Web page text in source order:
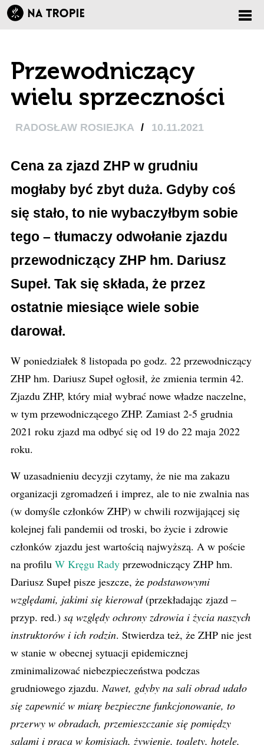
Przewodniczący
wielu sprzeczności
RADOSŁAW ROSIEJKA / 10.11.2021
Cena za zjazd ZHP w grudniu
mogłaby być zbyt duża. Gdyby coś
się stało, to nie wybaczyłbym sobie
tego – tłumaczy odwołanie zjazdu
przewodniczący ZHP hm. Dariusz
Supeł. Tak się składa, że przez
ostatnie miesiące wiele sobie
darował.
W poniedziałek 8 listopada po godz. 22 przewodniczący
ZHP hm. Dariusz Supeł ogłosił, że zmienia termin 42.
Zjazdu ZHP, który miał wybrać nowe władze naczelne,
w tym przewodniczącego ZHP. Zamiast 2-5 grudnia
2021 roku zjazd ma odbyć się od 19 do 22 maja 2022
roku.
W uzasadnieniu decyzji czytamy, że nie ma zakazu
organizacji zgromadzeń i imprez, ale to nie zwalnia nas
(w domyśle członków ZHP) w chwili rozwijającej się
kolejnej fali pandemii od troski, bo życie i zdrowie
członków zjazdu jest wartością najwyższą. A w poście
na profilu W Kręgu Rady przewodniczący ZHP hm.
Dariusz Supeł pisze jeszcze, że podstawowymi
względami, jakimi się kierował(przekładając zjazd –
przyp. red.) są względy ochrony zdrowia i życia naszych
instruktorów i ich rodzin. Stwierdza też, że ZHP nie jest
w stanie w obecnej sytuacji epidemicznej
zminimalizować niebezpieczeństwa podczas
grudniowego zjazdu.Nawet, gdyby na sali obrad udało
się zapewnić w miarę bezpieczne funkcjonowanie, to
przerwy w obradach, przemieszczanie się pomiędzy
salami i praca w komisjach, żywienie, toalety, hotele,